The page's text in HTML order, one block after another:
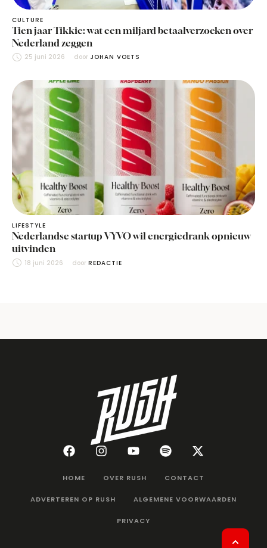
CULTURE
Tien jaar Tikkie: wat een miljard betaalverzoeken over
Nederland zeggen
25 juni 2026 door JOHAN VOETS
LIFESTYLE
Nederlandse startup VYVO wil energiedrank opnieuw
uitvinden
18 juni 2026 door REDACTIE
HOME OVER RUSH CONTACT
ADVERTEREN OP RUSH ALGEMENE VOORWAARDEN
PRIVACY